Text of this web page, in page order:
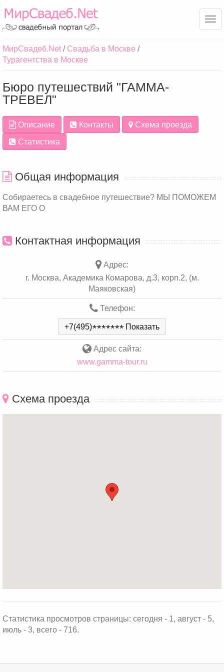
МирСвадеб.Net
Свадьба в Москве
Турагентства в Москве
Бюро путешествий "ГАММА-
ТРЕВЕЛ"
Описание Контакты
Схема проезда
Статистика
Общая информация
Собираетесь в свадебное путешествие? МЫ ПОМОЖЕМ
ВАМ ЕГО О
Контактная информация
Адрес:
г. Москва, Академика Комарова, д.3, корп.2, (м.
Маяковская)
Телефон:
+7(495)******* Показать
Адрес сайта:
www.gamma-tour.ru
Схема проезда
Статистика просмотров страницы: сегодня - 1, август - 5,
июль - 3, всего - 716.